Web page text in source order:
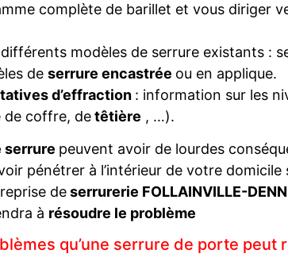
complète de barillet et vous diriger
modèles de serrure existants :
de serrure encastrée ou en applique.
d’effraction : information sur les
de coffre, detêtière , …).
serrure peuvent avoir de lourdes
pénétrer à l’intérieur de votre
deserrurerie FOLLAINVILLE-
à résoudre le problème
qu’une serrure de porte peut